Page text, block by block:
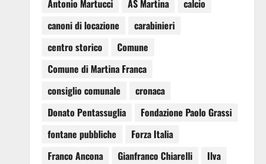
Antonio Martucci
AS Martina
calcio
canoni di locazione
carabinieri
centro storico
Comune
Comune di Martina Franca
consiglio comunale
cronaca
Donato Pentassuglia
Fondazione Paolo Grassi
fontane pubbliche
Forza Italia
Franco Ancona
Gianfranco Chiarelli
Ilva